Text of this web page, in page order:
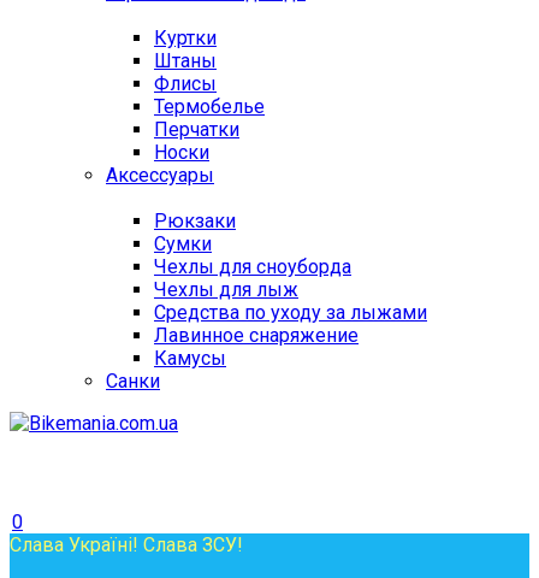
Куртки
Штаны
Флисы
Термобелье
Перчатки
Носки
Аксессуары
Рюкзаки
Сумки
Чехлы для сноуборда
Чехлы для лыж
Средства по уходу за лыжами
Лавинное снаряжение
Камусы
Санки
0
Слава Україні! Слава ЗСУ!